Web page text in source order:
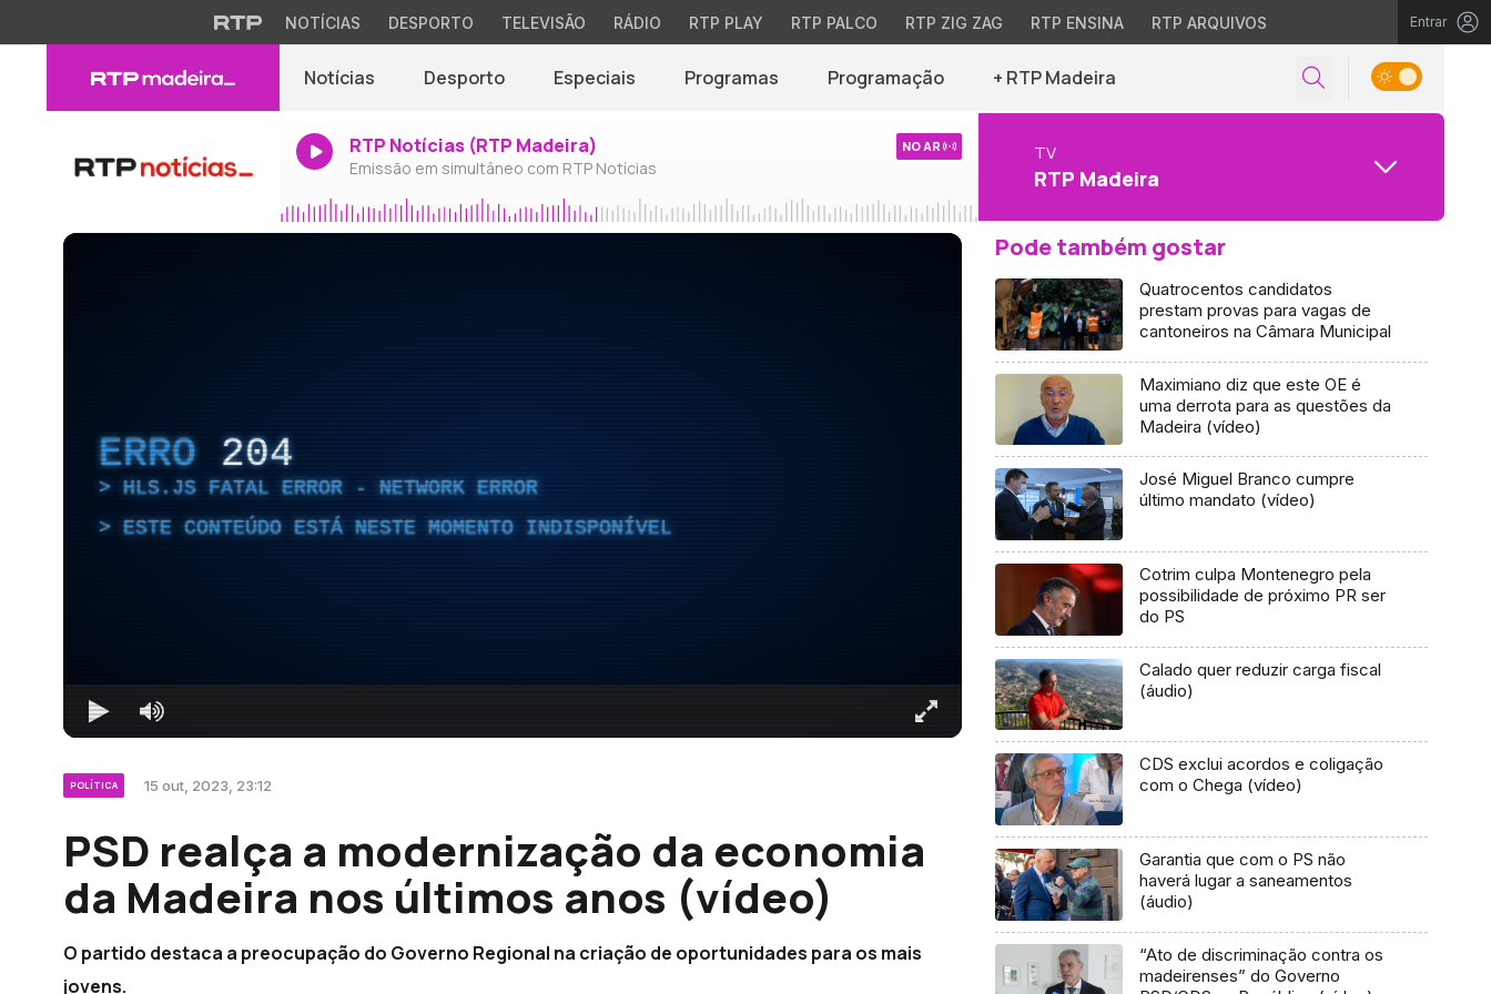
NOTÍCIAS DESPORTO TELEVISÃO RÁDIO RTP PLAY RTP PALCO RTP ZIG ZAG RTP ENSINA RTP ARQUIVOS Entrar
Notícias Desporto Especiais Programas Programação + RTP Madeira
RTP Notícias (RTP Madeira)
Emissão em simultâneo com RTP Notícias
NO AR TV
RTP Madeira
ERRO 204
HLS.JS FATAL ERROR - NETWORK ERROR
ESTE CONTEÚDO ESTÁ NESTE MOMENTO INDISPONÍVEL
POLÍTICA 15 out, 2023, 23:12
PSD realça a modernização da economia
da Madeira nos últimos anos (vídeo)
O partido destaca a preocupação do Governo Regional na criação de oportunidades para os mais
jovens.
Pode também gostar
Quatrocentos candidatos
prestam provas para vagas de
cantoneiros na Câmara Municipal
Maximiano diz que este OE é
uma derrota para as questões da
Madeira (vídeo)
José Miguel Branco cumpre
último mandato (vídeo)
Cotrim culpa Montenegro pela
possibilidade de próximo PR ser
do PS
Calado quer reduzir carga fiscal
(áudio)
CDS exclui acordos e coligação
com o Chega (vídeo)
Garantia que com o PS não
haverá lugar a saneamentos
(áudio)
“Ato de discriminação contra os
madeirenses” do Governo